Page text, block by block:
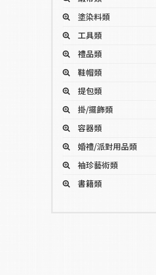
塗染料類
工具類
禮品類
鞋帽類
提包類
掛/擺飾類
容器類
婚禮/派對用品類
袖珍藝術類
書籍類